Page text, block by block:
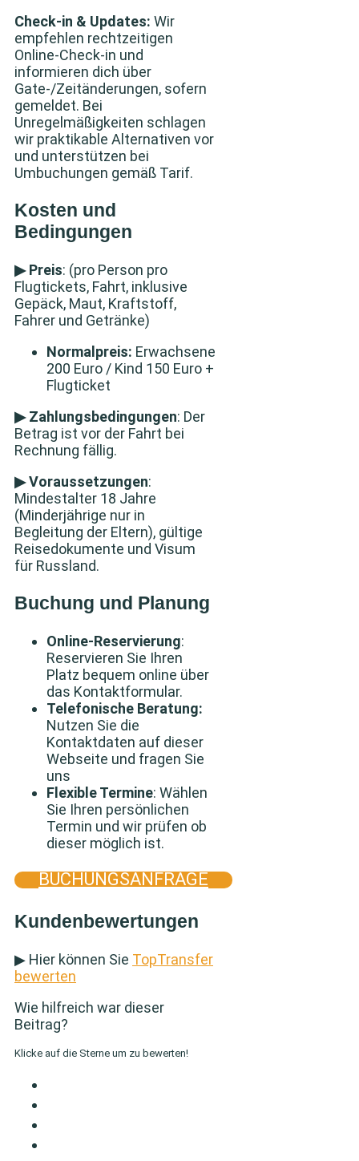
Check‑in & Updates: Wir
empfehlen rechtzeitigen
Online‑Check‑in und
informieren dich über
Gate‑/Zeitänderungen, sofern
gemeldet. Bei
Unregelmäßigkeiten schlagen
wir praktikable Alternativen vor
und unterstützen bei
Umbuchungen gemäß Tarif.
Kosten und
Bedingungen
▶ Preis: (pro Person pro
Flugtickets, Fahrt, inklusive
Gepäck, Maut, Kraftstoff,
Fahrer und Getränke)
Normalpreis: Erwachsene
200 Euro / Kind 150 Euro +
Flugticket
▶ Zahlungsbedingungen: Der
Betrag ist vor der Fahrt bei
Rechnung fällig.
▶ Voraussetzungen:
Mindestalter 18 Jahre
(Minderjährige nur in
Begleitung der Eltern), gültige
Reisedokumente und Visum
für Russland.
Buchung und Planung
Online-Reservierung:
Reservieren Sie Ihren
Platz bequem online über
das Kontaktformular.
Telefonische Beratung:
Nutzen Sie die
Kontaktdaten auf dieser
Webseite und fragen Sie
uns
Flexible Termine: Wählen
Sie Ihren persönlichen
Termin und wir prüfen ob
dieser möglich ist.
BUCHUNGSANFRAGE
Kundenbewertungen
▶ Hier können Sie TopTransfer
bewerten
Wie hilfreich war dieser
Beitrag?
Klicke auf die Sterne um zu bewerten!